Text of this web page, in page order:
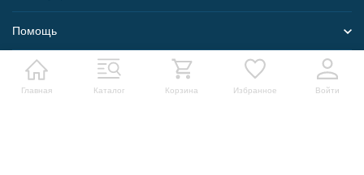
Главная Каталог Корзина Избранное Войти
Помощь
Карта сайта